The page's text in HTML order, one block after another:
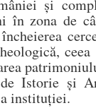
și
în zona de
Istorie și
instituției.